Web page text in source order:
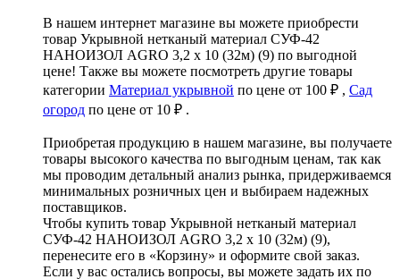
В нашем интернет магазине вы можете приобрести
товар Укрывной нетканый материал СУФ-42
НАНОИЗОЛ AGRO 3,2 х 10 (32м) (9) по выгодной
цене! Также вы можете посмотреть другие товары
категории Материал укрывной по цене от 100 ₽ , Сад
огород по цене от 10 ₽ .
Приобретая продукцию в нашем магазине, вы получаете
товары высокого качества по выгодным ценам, так как
мы проводим детальный анализ рынка, придерживаемся
минимальных розничных цен и выбираем надежных
поставщиков.
Чтобы купить товар Укрывной нетканый материал
СУФ-42 НАНОИЗОЛ AGRO 3,2 х 10 (32м) (9),
перенесите его в «Корзину» и оформите свой заказ.
Если у вас остались вопросы, вы можете задать их по